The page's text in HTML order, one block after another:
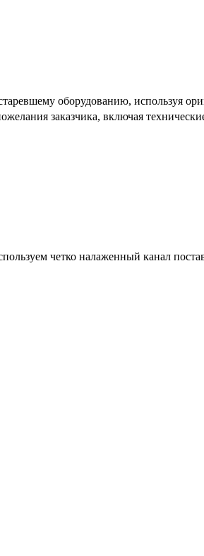
оборудованию, используя
заказчика, включая
четко налаженный канал